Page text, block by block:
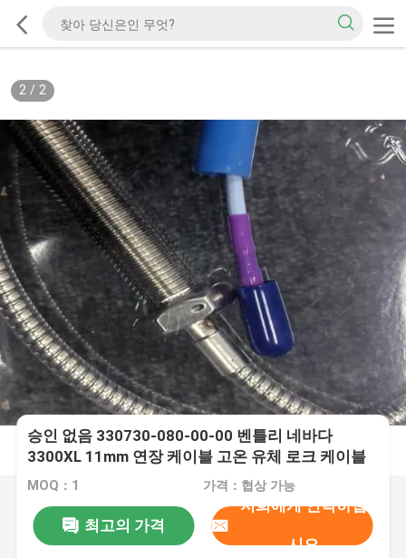
2/ 2
승인 없음 330730-080-00-00 벤틀리 네바다
3300XL 11mm 연장 케이블 고온 유체 로크 케이블
MOQ：1 가격：협상 가능
최고의 가격
저희에게 연락하십
시오